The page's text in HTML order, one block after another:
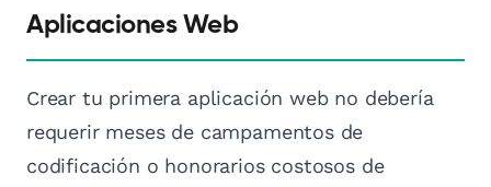
Aplicaciones Web
Crear tu primera aplicación web no debería
requerir meses de campamentos de
codificación o honorarios costosos de